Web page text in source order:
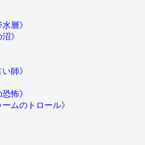
層》
》
師》
怖》
ームのトロール》